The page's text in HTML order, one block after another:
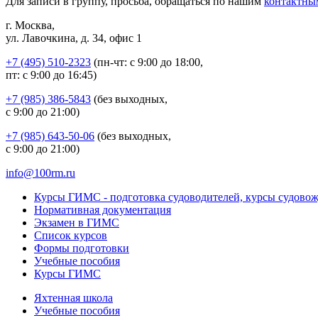
г. Москва,
ул. Лавочкина, д. 34, офис 1
+7 (495) 510-2323 (пн-чт: с 9:00 до 18:00,
пт: с 9:00 до 16:45)
+7 (985) 386-5843 (без выходных,
с 9:00 до 21:00)
+7 (985) 643-50-06 (без выходных,
с 9:00 до 21:00)
info@100rm.ru
Курсы ГИМС - подготовка судоводителей, курсы
Нормативная документация
Экзамен в ГИМС
Список курсов
Формы подготовки
Учебные пособия
Курсы ГИМС
Яхтенная школа
Учебные пособия